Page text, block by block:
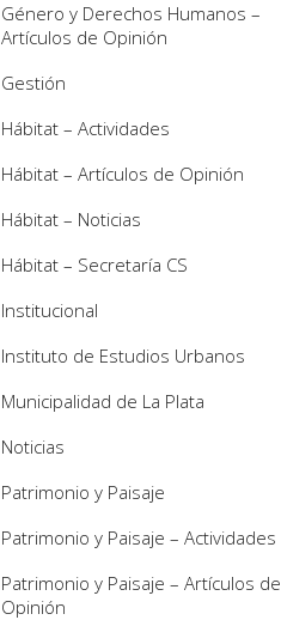
Género y Derechos Humanos –
Artículos de Opinión
Gestión
Hábitat – Actividades
Hábitat – Artículos de Opinión
Hábitat – Noticias
Hábitat – Secretaría CS
Institucional
Instituto de Estudios Urbanos
Municipalidad de La Plata
Noticias
Patrimonio y Paisaje
Patrimonio y Paisaje – Actividades
Patrimonio y Paisaje – Artículos de
Opinión